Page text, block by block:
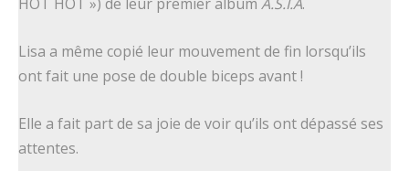
Lisa a même copié leur mouvement de fin lorsqu’ils
ont fait une pose de double biceps avant !
Elle a fait part de sa joie de voir qu’ils ont dépassé ses
attentes.